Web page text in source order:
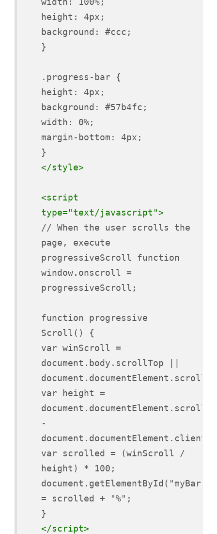
height: 4px;
background: #ccc;
}
.progress-bar {
height: 4px;
background: #57b4fc;
width: 0%;
margin-bottom: 4px;
}
</style>
<script
type="text/javascript">
// When the user scrolls the
page, execute
progressiveScroll function
window.onscroll =
progressiveScroll;
function progressive
Scroll() {
var winScroll =
document.body.scrollTop ||
var height =
-
var scrolled = (winScroll /
height) * 100;
= scrolled + "%";
}
</script>